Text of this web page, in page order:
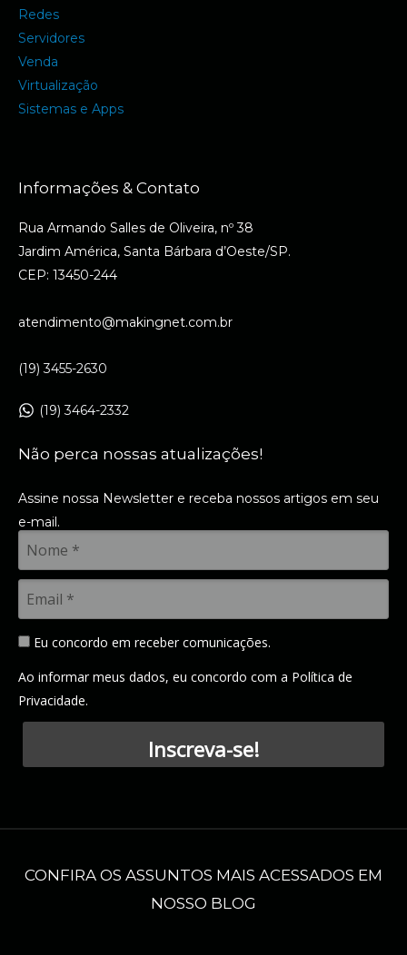
Redes
Servidores
Venda
Virtualização
Sistemas e Apps
Informações & Contato
Rua Armando Salles de Oliveira, nº 38
Jardim América, Santa Bárbara d’Oeste/SP.
CEP: 13450-244
atendimento@makingnet.com.br
(19) 3455-2630
(19) 3464-2332
Não perca nossas atualizações!
Assine nossa Newsletter e receba nossos artigos em seu
e-mail.
Eu concordo em receber comunicações.
Ao informar meus dados, eu concordo com a Política de
Privacidade.
Inscreva-se!
CONFIRA OS ASSUNTOS MAIS ACESSADOS EM
NOSSO BLOG